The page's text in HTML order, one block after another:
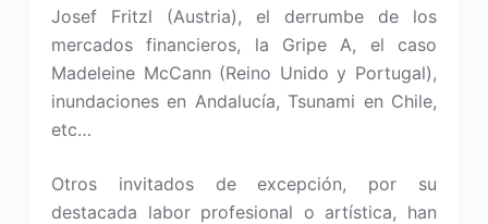
Josef Fritzl (Austria), el derrumbe de los
mercados financieros, la Gripe A, el caso
Madeleine McCann (Reino Unido y Portugal),
inundaciones en Andalucía, Tsunami en Chile,
etc…
Otros invitados de excepción, por su
destacada labor profesional o artística, han